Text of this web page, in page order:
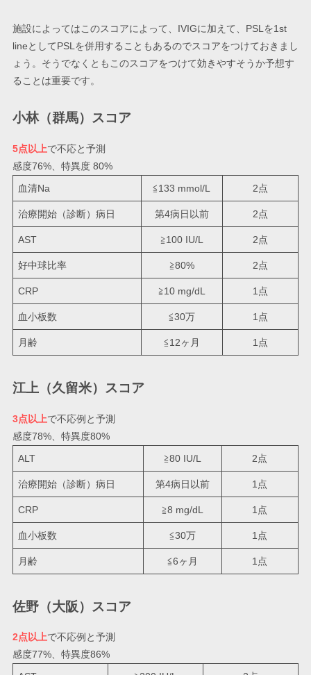
施設によってはこのスコアによって、IVIGに加えて、PSLを1st
lineとしてPSLを併用することもあるのでスコアをつけておきまし
ょう。そうでなくともこのスコアをつけて効きやすそうか予想す
ることは重要です。
小林（群馬）スコア
5点以上で不応と予測
感度76%、特異度 80%
血清Na
≦133 mmol/L 2点
治療開始（診断）病日 第4病日以前 2点
AST ≧100 IU/L 2点
好中球比率 ≧80% 2点
CRP ≧10 mg/dL 1点
血小板数 ≦30万 1点
月齢 ≦12ヶ月 1点
江上（久留米）スコア
3点以上で不応例と予測
感度78%、特異度80%
ALT
≧80 IU/L 2点
治療開始（診断）病日 第4病日以前 1点
CRP ≧8 mg/dL 1点
血小板数 ≦30万 1点
月齢 ≦6ヶ月 1点
佐野（大阪）スコア
2点以上で不応例と予測
感度77%、特異度86%